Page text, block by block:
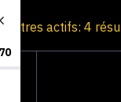
Filtres actifs: 4